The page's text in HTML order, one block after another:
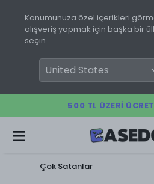
Konumunuza özel içerikleri
alışveriş yapmak için başka bir
seçin.
500 TL ÜZERI
Çok Satanlar